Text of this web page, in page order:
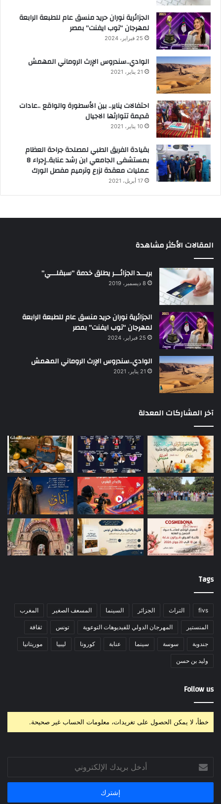
الجزائرية نوران حريد منسق عام للطبعة الرابعة
لمهرجان “توب ايفنت” بمصر
25 فبراير، 2024
الوادي..سندروس الإرث الروماني المهمش
21 يناير، 2021
احتفالات يناير.. بين الأسطورة والواقع ..عادات
قديمة تتوارثها الاجيال
10 يناير، 2021
بقيادة الفريق الطبي لمصلحة جراحة العظام
بمستشفى الجامعي ابن رشد عنابة..إجراء 8
عمليات معقدة لزرع وترميم مفصل الورك
17 أبريل، 2021
المقالات الأكثر مشاهدة
بريـــد الجزائـــر يطلق خدمة “سبقلـــي”
8 ديسمبر، 2019
الجزائرية نوران حريد منسق عام للطبعة الرابعة
لمهرجان “توب ايفنت” بمصر
25 فبراير، 2024
الوادي..سندروس الإرث الروماني المهمش
21 يناير، 2021
آخر المشاركات المعدلة
Tags
fivs التراث الجزائر السينما المسعف الصغير المغرب
المنستير المهرجان الدولي للفيديوهات التوعوية تونس ثقافة
جندوبة سوسة سينما عنابة كورونا ليبيا موريتانيا
وليد بن حسن
Follow us
خطأ، لا يمكن الحصول على تغريدات، معلومات الحساب غير صحيحة.
أدخل
بريدك
الإلكتروني